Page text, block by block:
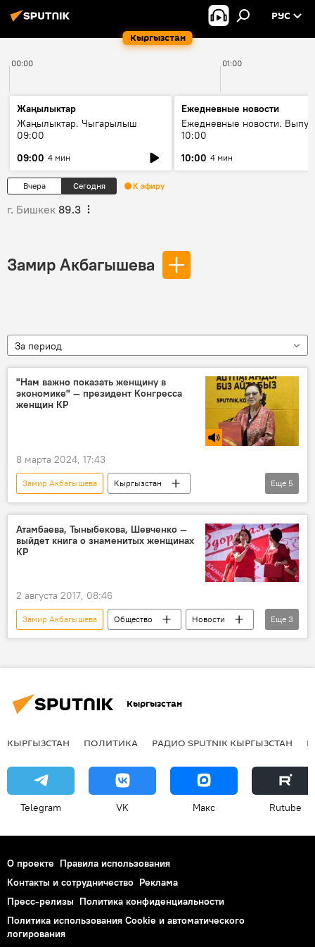
Кыргызстан
РУС
00:00 01:00
Жаңылыктар
Жаңылыктар. Чыгарылыш
09:00
09:00 4 мин
Ежедневные новости
Ежедневные новости.
10:00
10:00 4 мин
Вчера Сегодня К эфиру
г. Бишкек 89.3
Замир Акбагышева
За период
"Нам важно показать женщину в
экономике" — президент Конгресса
женщин КР
8 марта 2024, 17:43
Замир Акбагышева
Кыргызстан
Радио Sputnik Кыргызстан
конгресс
женщины
экономика 8 марта
Еще 5
Атамбаева, Тыныбекова, Шевченко —
выйдет книга о знаменитых женщинах
КР
2 августа 2017, 08:46
Замир Акбагышева Общество
Новости
Кыргызстан
Культура книга
Еще 3
Кыргызстан
КЫРГЫЗСТАН ПОЛИТИКА РАДИО SPUTNIK КЫРГЫЗСТАН
Telegram VK Макс Rutube
О проекте Правила использования
Контакты и сотрудничество Реклама
Пресс-релизы Политика конфиденциальности
Политика использования Cookie и автоматического
логирования